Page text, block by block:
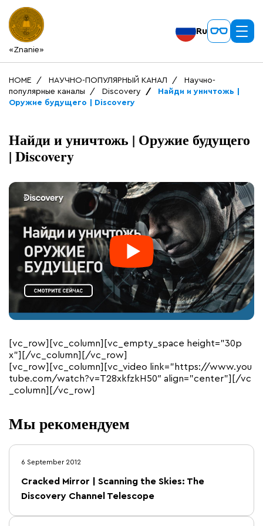
«Znanie»
Ru
HOME НАУЧНО-ПОПУЛЯРНЫЙ КАНАЛ
Научно-
популярные каналы
Discovery
Найди и уничтожь |
Оружие будущего | Discovery
Найди и уничтожь | Оружие будущего
| Discovery
[vc_row][vc_column][vc_empty_space height=”30p
x”][/vc_column][/vc_row]
[vc_row][vc_column][vc_video link=”https://www.you
tube.com/watch?v=T28xkfzkH50″ align=”center”][/vc
_column][/vc_row]
Мы рекомендуем
6 September 2012
Cracked Mirror | Scanning the Skies: The
Discovery Channel Telescope